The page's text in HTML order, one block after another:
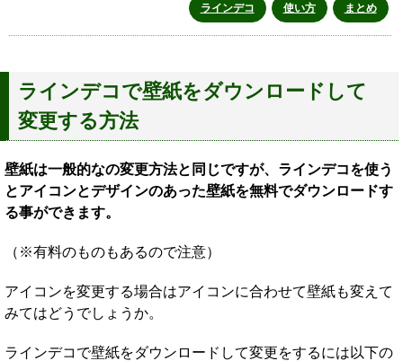
ラインデコ
使い方 まとめ
ラインデコで壁紙をダウンロードして
変更する方法
壁紙は一般的なの変更方法と同じですが、ラインデコを使う
とアイコンとデザインのあった壁紙を無料でダウンロードす
る事ができます。
（※有料のものもあるので注意）
アイコンを変更する場合はアイコンに合わせて壁紙も変えて
みてはどうでしょうか。
ラインデコで壁紙をダウンロードして変更をするには以下の